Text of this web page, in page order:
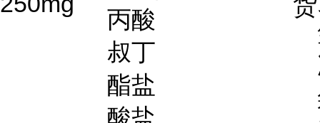
丙酸
叔丁
酯盐
酸盐
货